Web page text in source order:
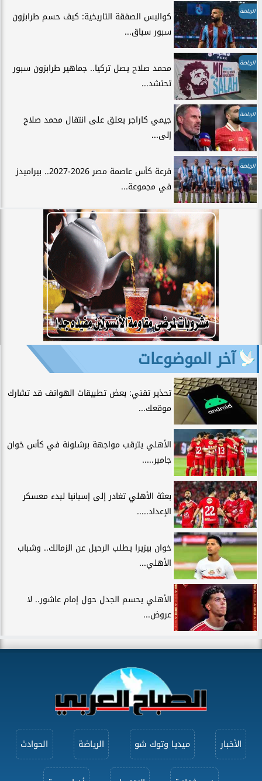
الرياضة
كواليس الصفقة التاريخية: كيف حسم طرابزون
سبور سباق...
الرياضة
محمد صلاح يصل تركيا.. جماهير طرابزون سبور
تحتشد...
الرياضة
جيمي كاراجر يعلق على انتقال محمد صلاح
إلى...
الرياضة
قرعة كأس عاصمة مصر 2026-2027.. بيراميدز
في مجموعة...
آخر الموضوعات
تحذير تقني: بعض تطبيقات الهواتف قد تشارك
موقعك...
الأهلي يترقب مواجهة برشلونة في كأس خوان
جامبر.....
بعثة الأهلي تغادر إلى إسبانيا لبدء معسكر
الإعداد.....
خوان بيزيرا يطلب الرحيل عن الزمالك.. وشباب
الأهلي...
الأهلي يحسم الجدل حول إمام عاشور.. لا
عروض...
الأخبار ميديا وتوك شو الرياضة الحوادث